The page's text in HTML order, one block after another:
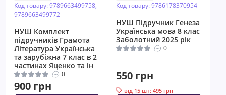
Код товару: 9789663499758,
9789663499772
НУШ Комплект
підручників Грамота
Література Українська
та зарубіжна 7 клас в 2
частинах Яценко та ін
0
900 грн
Код товару: 9786178370954
НУШ Підручник Генеза
Українська мова 8 клас
Заболотний 2025 рік
0
550 грн
від 15 шт: 495 грн